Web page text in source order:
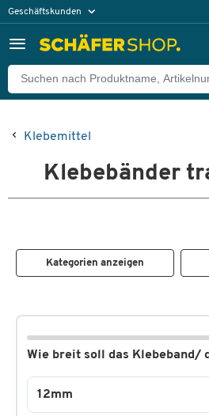
Geschäftskunden
Klebemittel
Klebebänder
Kategorien anzeigen
Wie breit soll das Klebeband/
12mm